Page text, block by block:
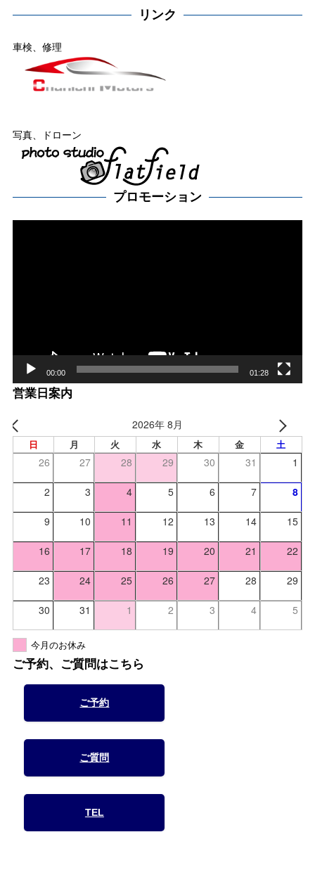
リンク
車検、修理
写真、ドローン
プロモーション
00:00 01:28
営業日案内
2026年 8月
日 月 火 水 木 金 土
26 27 28 29 30 31 1
2 3 4 5 6 7 8
9 10 11 12 13 14 15
16 17 18 19 20 21 22
23 24 25 26 27 28 29
30 31 1 2 3 4 5
今月のお休み
ご予約、ご質問はこちら
ご予約
ご質問
TEL